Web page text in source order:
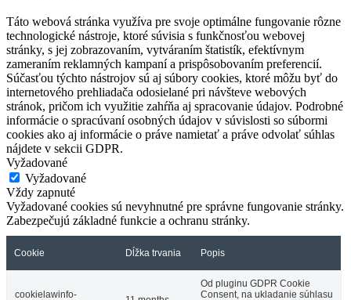
Táto webová stránka využíva pre svoje optimálne fungovanie rôzne
technologické nástroje, ktoré súvisia s funkčnosťou webovej
stránky, s jej zobrazovaním, vytváraním štatistík, efektívnym
zameraním reklamných kampaní a prispôsobovaním preferencií.
Súčasťou týchto nástrojov sú aj súbory cookies, ktoré môžu byť do
internetového prehliadača odosielané pri návšteve webových
stránok, pričom ich využitie zahŕňa aj spracovanie údajov. Podrobné
informácie o spracúvaní osobných údajov v súvislosti so súbormi
cookies ako aj informácie o práve namietať a práve odvolať súhlas
nájdete v sekcii GDPR.
Vyžadované
Vyžadované
Vždy zapnuté
Vyžadované cookies sú nevyhnutné pre správne fungovanie stránky.
Zabezpečujú základné funkcie a ochranu stránky.
Cookie Dĺžka trvania Popis
cookielawinfo-
Od pluginu GDPR Cookie
Consent, na ukladanie súhlasu